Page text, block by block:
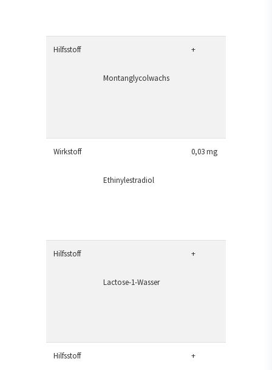
Hilfsstoff
Montanglycolwachs
+
Wirkstoff
Ethinylestradiol
0,03 mg
Hilfsstoff
Lactose-1-Wasser
+
Hilfsstoff +